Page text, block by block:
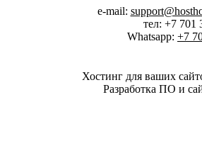
e-mail:
тел: +7 701
Whatsapp: +7
Хостинг для ваших
Разработка ПО и